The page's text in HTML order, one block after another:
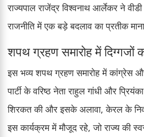
राज्यपाल राजेंद्र विश्वनाथ आर्लेकर ने
राजनीति में एक बड़े बदलाव का प्रतीक
शपथ ग्रहण समारोह में दिग्गजों
इस भव्य शपथ ग्रहण समारोह में कांग्रेस
पार्टी के वरिष्ठ नेता राहुल गांधी और
शिरकत की और इसके अलावा, केरल के
इस कार्यक्रम में मौजूद रहे, जो राज्य की